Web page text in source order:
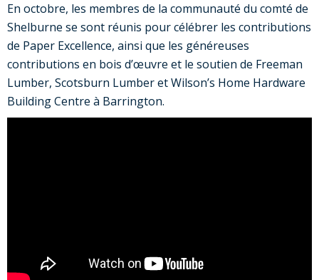
En octobre, les membres de la communauté du comté de
Shelburne se sont réunis pour célébrer les contributions
de Paper Excellence, ainsi que les généreuses
contributions en bois d’œuvre et le soutien de Freeman
Lumber, Scotsburn Lumber et Wilson’s Home Hardware
Building Centre à Barrington.